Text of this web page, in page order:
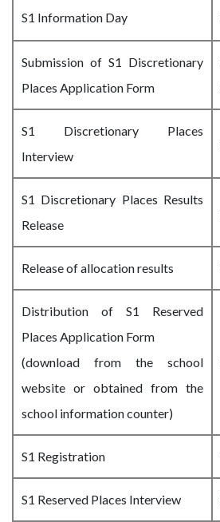
S1 Information Day
Submission of S1 Discretionary
Places Application Form
S1 Discretionary Places
Interview
S1 Discretionary Places Results
Release
Release of allocation results
Distribution of S1 Reserved
Places Application Form
(download from the school
website or obtained from the
school information counter)
S1 Registration
S1 Reserved Places Interview